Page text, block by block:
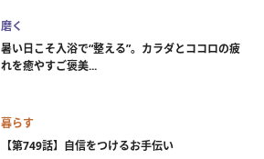
磨く
暑い日こそ入浴で“整える”。カラダとココロの疲
れを癒やすご褒美...
暮らす
【第749話】自信をつけるお手伝い